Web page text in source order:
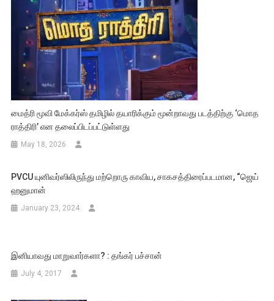
மைத்ரி மூவி மேக்கர்ஸ் தமிழில் தயாரிக்கும் மூன்றாவது படத்திற்கு ‘மொத
ராத்திரி’ என தலைப்பிடப்பட்டுள்ளது
May 18, 2026
PVCU யுனிவர்ஸிலிருந்து மற்றொரு காவிய, சாகசத்திரைப்படமான, “ஜெய்
ஹனுமான்
January 23, 2024
இனியாவது மாறுவார்களா? : தங்கர் பச்சான்
July 4, 2017